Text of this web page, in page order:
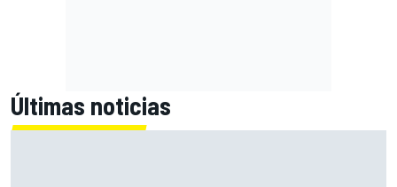
Últimas noticias